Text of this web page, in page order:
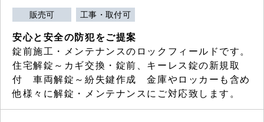
販売可 工事・取付可
安心と安全の防犯をご提案
錠前施工・メンテナンスのロックフィールドです。
住宅解錠～カギ交換・錠前、キーレス錠の新規取
付 車両解錠～紛失鍵作成 金庫やロッカーも含め
他様々に解錠・メンテナンスにご対応致します。